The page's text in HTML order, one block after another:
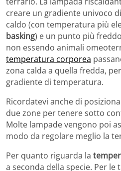
creare un gradiente univoco
caldo (con temperatura più
basking) e un punto più
non essendo animali
temperatura corporea
zona calda a quella fredda,
gradiente di temperatura.
Ricordatevi anche di
due zone per tenere sotto
Molte lampade vengono poi
modo da regolare meglio la
Per quanto riguarda la
a seconda della specie. Per